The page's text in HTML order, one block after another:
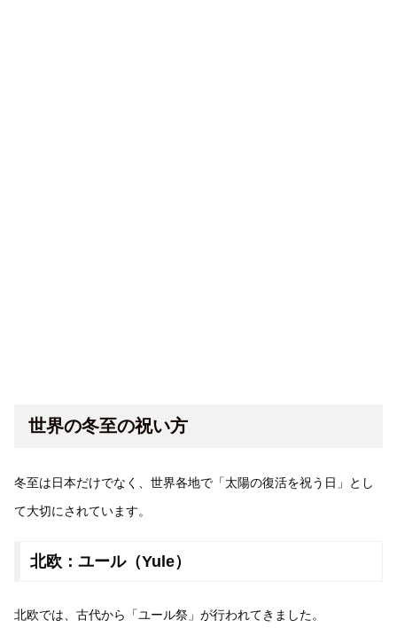
世界の冬至の祝い方
冬至は日本だけでなく、世界各地で「太陽の復活を祝う日」とし
て大切にされています。
北欧：ユール（Yule）
北欧では、古代から「ユール祭」が行われてきました。